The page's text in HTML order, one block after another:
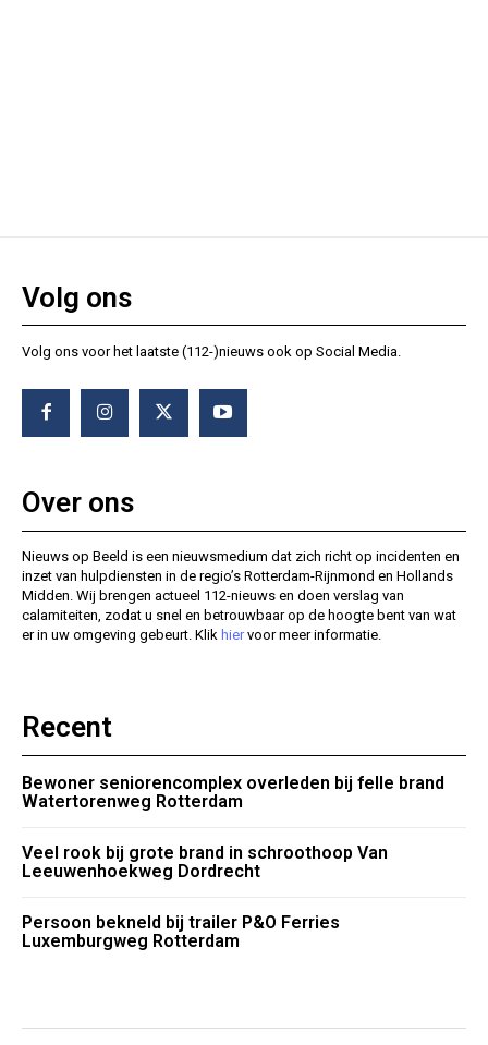
Volg ons
Volg ons voor het laatste (112-)nieuws ook op Social Media.
Over ons
Nieuws op Beeld is een nieuwsmedium dat zich richt op incidenten en
inzet van hulpdiensten in de regio’s Rotterdam-Rijnmond en Hollands
Midden. Wij brengen actueel 112-nieuws en doen verslag van
calamiteiten, zodat u snel en betrouwbaar op de hoogte bent van wat
er in uw omgeving gebeurt. Klik hiervoor meer informatie.
Recent
Bewoner seniorencomplex overleden bij felle brand
Watertorenweg Rotterdam
Veel rook bij grote brand in schroothoop Van
Leeuwenhoekweg Dordrecht
Persoon bekneld bij trailer P&O Ferries
Luxemburgweg Rotterdam